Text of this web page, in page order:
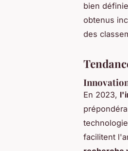
bien
obtenus
des
En 2023,
facilitent